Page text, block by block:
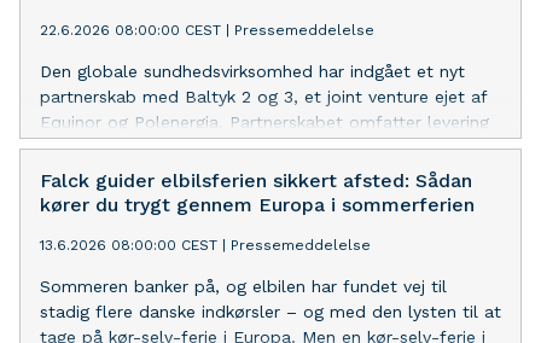
22.6.2026 08:00:00 CEST Pressemeddelelse
Den globale sundhedsvirksomhed har indgået et nyt
partnerskab med Baltyk 2 og 3, et joint venture ejet af
Equinor og Polenergia. Partnerskabet omfatter levering
af medicinsk beredskab under opførelsen af
havvindmølleparkerne Baltyk 2 og Baltyk 3 i Polens
maritime vindenergiområde.
Falck guider elbilsferien sikkert afsted: Sådan
kører du trygt gennem Europa i sommerferien
13.6.2026 08:00:00 CEST Pressemeddelelse
Sommeren banker på, og elbilen har fundet vej til
stadig flere danske indkørsler – og med den lysten til at
tage på kør-selv-ferie i Europa. Men en kør-selv-ferie i